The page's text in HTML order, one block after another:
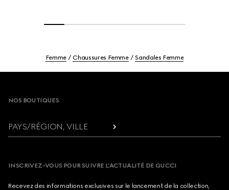
Femme Chaussures Femme Sandales Femme
NOS BOUTIQUES
PAYS/RÉGION, VILLE
INSCRIVEZ-VOUS POUR SUIVRE L’ACTUALITÉ DE GUCCI
Recevez des informations exclusives sur le lancement de la collection,